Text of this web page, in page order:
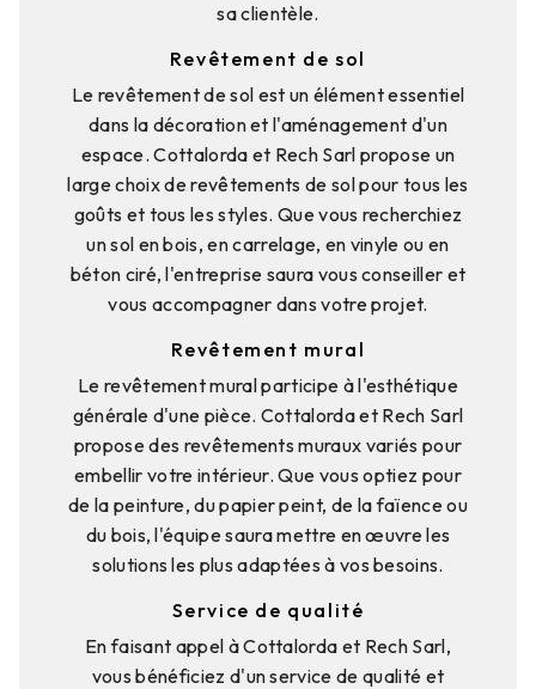
sa clientèle.
Revêtement de sol
Le revêtement de sol est un élément essentiel
dans la décoration et l'aménagement d'un
espace. Cottalorda et Rech Sarl propose un
large choix de revêtements de sol pour tous les
goûts et tous les styles. Que vous recherchiez
un sol en bois, en carrelage, en vinyle ou en
béton ciré, l'entreprise saura vous conseiller et
vous accompagner dans votre projet.
Revêtement mural
Le revêtement mural participe à l'esthétique
générale d'une pièce. Cottalorda et Rech Sarl
propose des revêtements muraux variés pour
embellir votre intérieur. Que vous optiez pour
de la peinture, du papier peint, de la faïence ou
du bois, l'équipe saura mettre en œuvre les
solutions les plus adaptées à vos besoins.
Service de qualité
En faisant appel à Cottalorda et Rech Sarl,
vous bénéficiez d'un service de qualité et